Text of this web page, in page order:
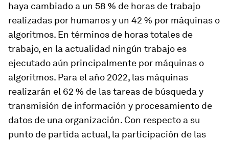
haya cambiado a un 58 % de horas de trabajo
realizadas por humanos y un 42 % por máquinas o
algoritmos. En términos de horas totales de
trabajo, en la actualidad ningún trabajo es
ejecutado aún principalmente por máquinas o
algoritmos. Para el año 2022, las máquinas
realizarán el 62 % de las tareas de búsqueda y
transmisión de información y procesamiento de
datos de una organización. Con respecto a su
punto de partida actual, la participación de las